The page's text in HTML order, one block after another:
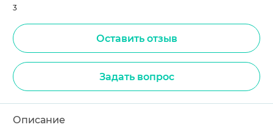
3
Оставить отзыв
Задать вопрос
Описание